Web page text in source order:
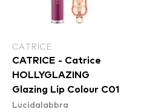
CATRICE
CATRICE - Catrice
HOLLYGLAZING
Glazing Lip Colour C01
Lucidalabbra